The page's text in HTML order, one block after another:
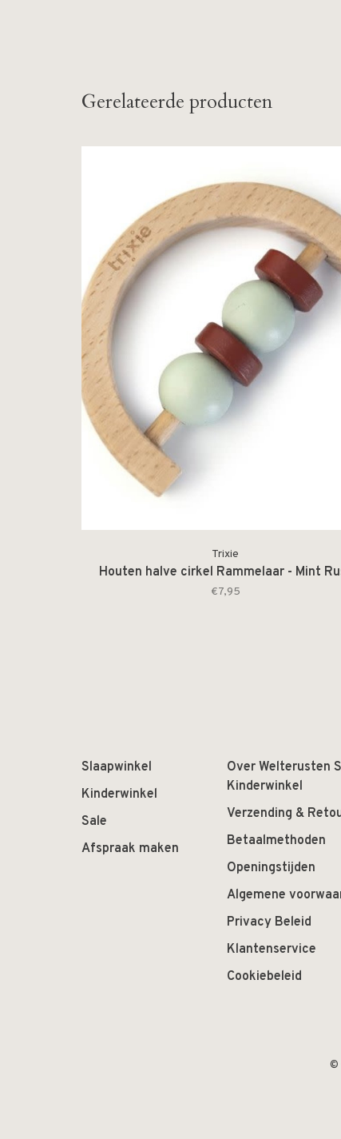
Gerelateerde producten
Trixie
Houten halve cirkel Rammelaar - Mint
€7,95
Slaapwinkel
Kinderwinkel
Sale
Afspraak maken
Over Welterusten
Kinderwinkel
Verzending &
Betaalmethoden
Openingstijden
Algemene
Privacy Beleid
Klantenservice
Cookiebeleid
©